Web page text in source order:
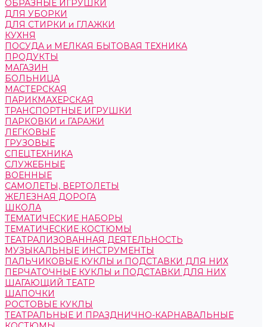
ОБРАЗНЫЕ ИГРУШКИ
ДЛЯ УБОРКИ
ДЛЯ СТИРКИ и ГЛАЖКИ
КУХНЯ
ПОСУДА и МЕЛКАЯ БЫТОВАЯ ТЕХНИКА
ПРОДУКТЫ
МАГАЗИН
БОЛЬНИЦА
МАСТЕРСКАЯ
ПАРИКМАХЕРСКАЯ
ТРАНСПОРТНЫЕ ИГРУШКИ
ПАРКОВКИ и ГАРАЖИ
ЛЕГКОВЫЕ
ГРУЗОВЫЕ
СПЕЦТЕХНИКА
СЛУЖЕБНЫЕ
ВОЕННЫЕ
САМОЛЕТЫ, ВЕРТОЛЕТЫ
ЖЕЛЕЗНАЯ ДОРОГА
ШКОЛА
ТЕМАТИЧЕСКИЕ НАБОРЫ
ТЕМАТИЧЕСКИЕ КОСТЮМЫ
ТЕАТРАЛИЗОВАННАЯ ДЕЯТЕЛЬНОСТЬ
МУЗЫКАЛЬНЫЕ ИНСТРУМЕНТЫ
ПАЛЬЧИКОВЫЕ КУКЛЫ и ПОДСТАВКИ ДЛЯ НИХ
ПЕРЧАТОЧНЫЕ КУКЛЫ и ПОДСТАВКИ ДЛЯ НИХ
ШАГАЮЩИЙ ТЕАТР
ШАПОЧКИ
РОСТОВЫЕ КУКЛЫ
ТЕАТРАЛЬНЫЕ И ПРАЗДНИЧНО-КАРНАВАЛЬНЫЕ